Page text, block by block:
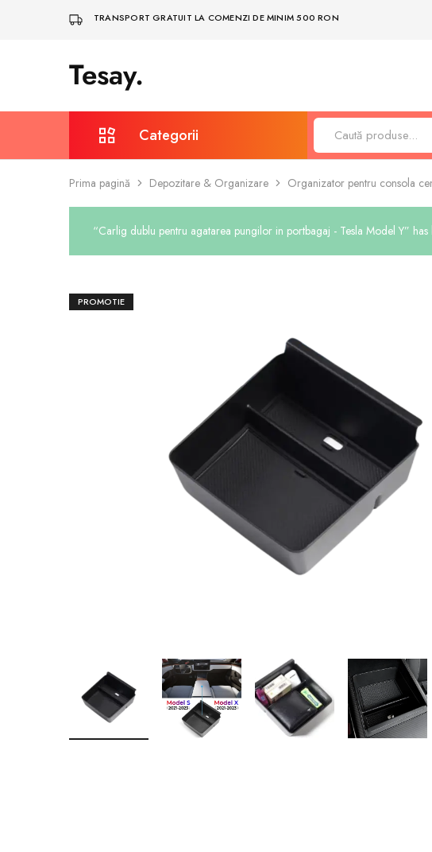
TRANSPORT GRATUIT LA COMENZI DE MINIM 500 RON
Tesay.
Tesay
Premium Categorii
Protecție și întreținere
Depozitare & Organizare
Accesorii interior
Accesorii exterior
Prima pagină Depozitare & Organizare Organizator pentru consola
“Carlig dublu pentru agatarea pungilor in portbagaj - Tesla Model Y”
PROMOTIE